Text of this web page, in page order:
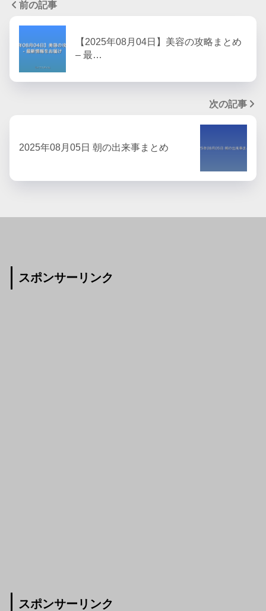
前の記事
【2025年08月04日】美容の攻略まとめ
– 最…
次の記事
2025年08月05日 朝の出来事まとめ
スポンサーリンク
スポンサーリンク